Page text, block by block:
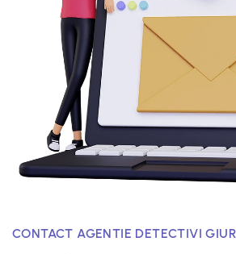
CONTACT AGENTIE DETECTIVI